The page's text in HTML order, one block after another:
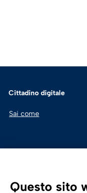
Cittadino digitale
Sai come
Questo sito